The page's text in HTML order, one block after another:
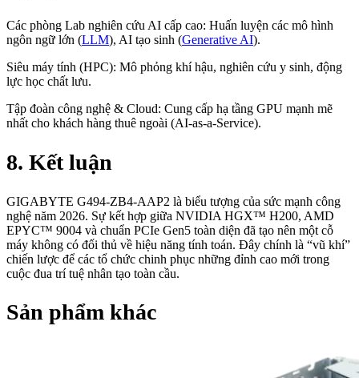
Các phòng Lab nghiên cứu AI cấp cao: Huấn luyện các mô hình
ngôn ngữ lớn (LLM), AI tạo sinh (Generative AI).
Siêu máy tính (HPC): Mô phỏng khí hậu, nghiên cứu y sinh, động
lực học chất lưu.
Tập đoàn công nghệ & Cloud: Cung cấp hạ tầng GPU mạnh mẽ
nhất cho khách hàng thuê ngoài (AI-as-a-Service).
8. Kết luận
GIGABYTE G494-ZB4-AAP2 là biểu tượng của sức mạnh công
nghệ năm 2026. Sự kết hợp giữa NVIDIA HGX™ H200, AMD
EPYC™ 9004 và chuẩn PCIe Gen5 toàn diện đã tạo nên một cỗ
máy không có đối thủ về hiệu năng tính toán. Đây chính là “vũ khí”
chiến lược để các tổ chức chinh phục những đỉnh cao mới trong
cuộc đua trí tuệ nhân tạo toàn cầu.
Sản phẩm khác